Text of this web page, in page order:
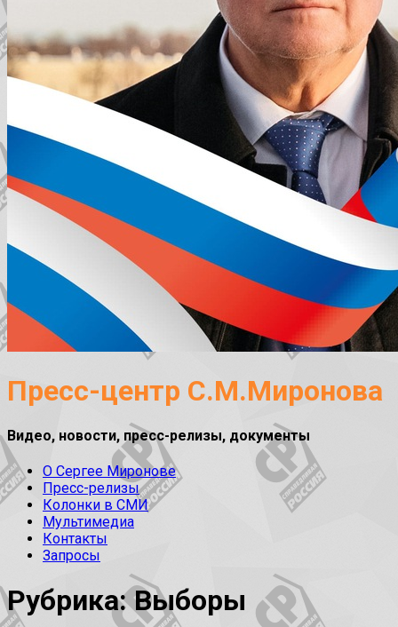
Пресс-центр С.М.Миронова
Видео, новости, пресс-релизы, документы
О Сергее Миронове
Пресс-релизы
Колонки в СМИ
Мультимедиа
Контакты
Запросы
Рубрика: Выборы